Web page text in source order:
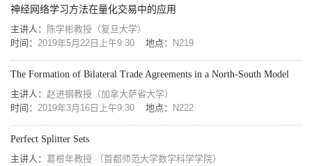
神经网络学习方法在量化交易中的应用
主讲人：
陈学彬教授（复旦大学）
时间： 2019年5月22日上午9:30 地点： N219
The Formation of Bilateral Trade Agreements in a North-South Model
主讲人： 赵进钢教授（加拿大萨省大学）
时间： 2019年3月16日上午9:30 地点： N222
Perfect Splitter Sets
主讲人： 葛根年教授 （首都师范大学数学科学学院）